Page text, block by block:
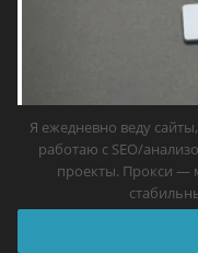
Я ежедневно веду
работаю с SEO/
проекты. Прокси —